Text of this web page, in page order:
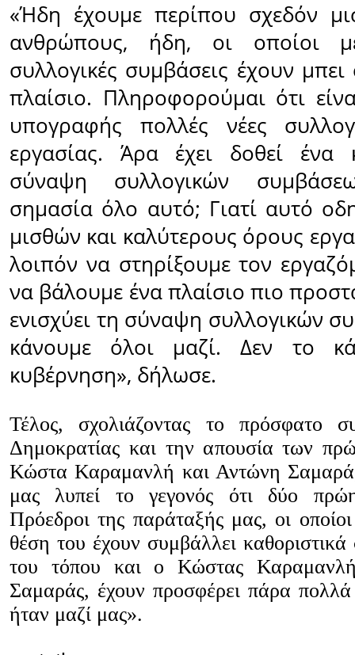
«Ήδη έχουμε περίπου σχεδόν
ανθρώπους, ήδη, οι οποίοι
συλλογικές συμβάσεις έχουν
πλαίσιο. Πληροφορούμαι ότι
υπογραφής πολλές νέες
εργασίας. Άρα έχει δοθεί ένα
σύναψη συλλογικών
σημασία όλο αυτό; Γιατί αυτό
μισθών και καλύτερους όρους
λοιπόν να στηρίξουμε τον
να βάλουμε ένα πλαίσιο πιο
ενισχύει τη σύναψη συλλογικών
κάνουμε όλοι μαζί. Δεν το
κυβέρνηση», δήλωσε.
Τέλος, σχολιάζοντας το πρόσφατο
Δημοκρατίας και την απουσία των
Κώστα Καραμανλή και Αντώνη
μας λυπεί το γεγονός ότι δύο
Πρόεδροι της παράταξής μας, οι
θέση του έχουν συμβάλλει
του τόπου και ο Κώστας
Σαμαράς, έχουν προσφέρει πάρα
ήταν μαζί μας».